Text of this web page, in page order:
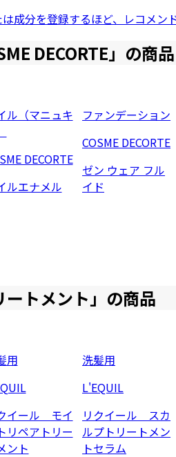
成分を登録するほど、レコメン
DECORTE」の商品
ル（マニュキ
DECORTE
ルエナメル
ファンデーション
COSME DECORTE
ゼン ウェア フル
イド
ートメント」の商品
用
イール モイ
リペアトリー
ント
洗髪用
L'EQUIL
リクイール スカ
ルプトリートメン
トセラム